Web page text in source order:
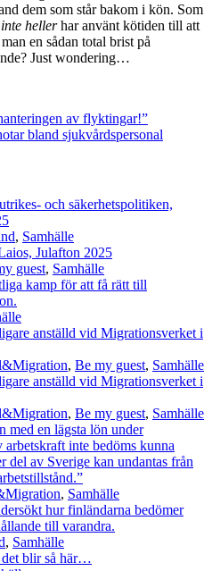
dem som står bakom i kön. Som
inte hellerhar använt kötiden till att
en sådan total brist på
Just wondering…
av flyktingar!”
bland sjukvårdspersonal
och säkerhetspolitiken,
, Samhälle
Julafton 2025
guest, Samhälle
kamp för att få rätt till
anställd vid Migrationsverket i
, Be my guest, Samhälle
anställd vid Migrationsverket i
, Be my guest, Samhälle
med en lägsta lön under
inte bedöms kunna
del av Sverige kan undantas från
, Samhälle
hur finländarna bedömer
till varandra.
, Samhälle
det blir så här…